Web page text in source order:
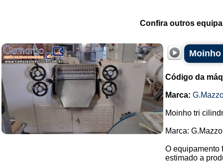
Confira outros
Código da
Marca:
Moinho tri
Marca:
O equipamento
estimado a